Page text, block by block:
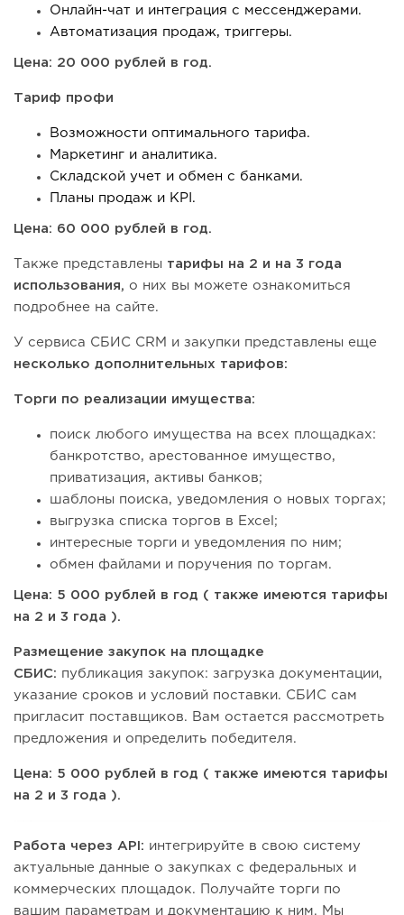
Онлайн-чат и интеграция с мессенджерами.
Автоматизация продаж, триггеры.
Цена: 20 000 рублей в год.
Тариф профи
Возможности оптимального тарифа.
Маркетинг и аналитика.
Складской учет и обмен с банками.
Планы продаж и KPI.
Цена: 60 000 рублей в год.
Также представлены тарифы на 2 и на 3 года
использования, о них вы можете ознакомиться
подробнее на сайте.
У сервиса СБИС CRM и закупки представлены еще
несколько дополнительных тарифов:
Торги по реализации имущества:
поиск любого имущества на всех площадках:
банкротство, арестованное имущество,
приватизация, активы банков;
шаблоны поиска, уведомления о новых торгах;
выгрузка списка торгов в Excel;
интересные торги и уведомления по ним;
обмен файлами и поручения по торгам.
Цена: 5 000 рублей в год ( также имеются тарифы
на 2 и 3 года ).
Размещение закупок на площадке
СБИС: публикация закупок: загрузка документации,
указание сроков и условий поставки. СБИС сам
пригласит поставщиков. Вам остается рассмотреть
предложения и определить победителя.
Цена: 5 000 рублей в год ( также имеются тарифы
на 2 и 3 года ).
Работа через API: интегрируйте в свою систему
актуальные данные о закупках с федеральных и
коммерческих площадок. Получайте торги по
вашим параметрам и документацию к ним. Мы